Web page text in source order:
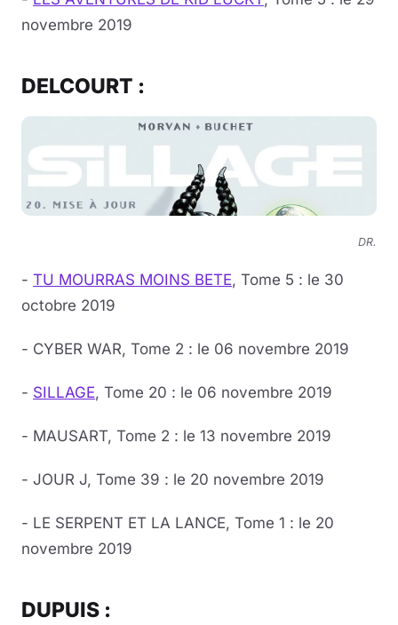
novembre 2019
DELCOURT :
DR.
- TU MOURRAS MOINS BETE, Tome 5 : le 30
octobre 2019
- CYBER WAR, Tome 2 : le 06 novembre 2019
- SILLAGE, Tome 20 : le 06 novembre 2019
- MAUSART, Tome 2 : le 13 novembre 2019
- JOUR J, Tome 39 : le 20 novembre 2019
- LE SERPENT ET LA LANCE, Tome 1 : le 20
novembre 2019
DUPUIS :